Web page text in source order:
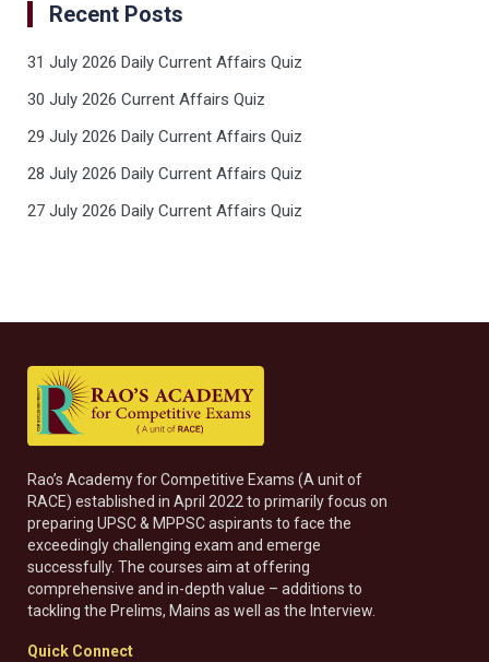
Recent Posts
31 July 2026 Daily Current Affairs Quiz
30 July 2026 Current Affairs Quiz
29 July 2026 Daily Current Affairs Quiz
28 July 2026 Daily Current Affairs Quiz
27 July 2026 Daily Current Affairs Quiz
Rao’s Academy for Competitive Exams (A unit of
RACE) established in April 2022 to primarily focus on
preparing UPSC & MPPSC aspirants to face the
exceedingly challenging exam and emerge
successfully. The courses aim at offering
comprehensive and in-depth value – additions to
tackling the Prelims, Mains as well as the Interview.
Quick Connect